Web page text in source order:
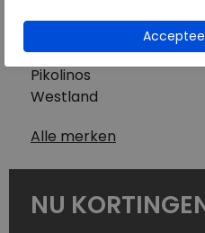
Mephisto
Pikolinos
Westland
Alle merken
NU